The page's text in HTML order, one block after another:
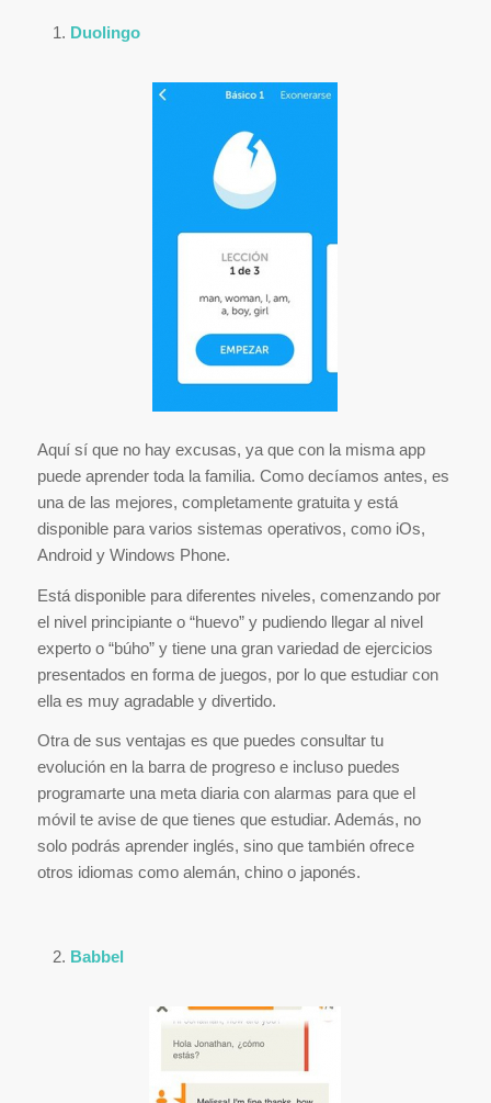
Duolingo
Aquí sí que no hay excusas, ya que con la misma app
puede aprender toda la familia. Como decíamos antes, es
una de las mejores, completamente gratuita y está
disponible para varios sistemas operativos, como iOs,
Android y Windows Phone.
Está disponible para diferentes niveles, comenzando por
el nivel principiante o “huevo” y pudiendo llegar al nivel
experto o “búho” y tiene una gran variedad de ejercicios
presentados en forma de juegos, por lo que estudiar con
ella es muy agradable y divertido.
Otra de sus ventajas es que puedes consultar tu
evolución en la barra de progreso e incluso puedes
programarte una meta diaria con alarmas para que el
móvil te avise de que tienes que estudiar. Además, no
solo podrás aprender inglés, sino que también ofrece
otros idiomas como alemán, chino o japonés.
Babbel